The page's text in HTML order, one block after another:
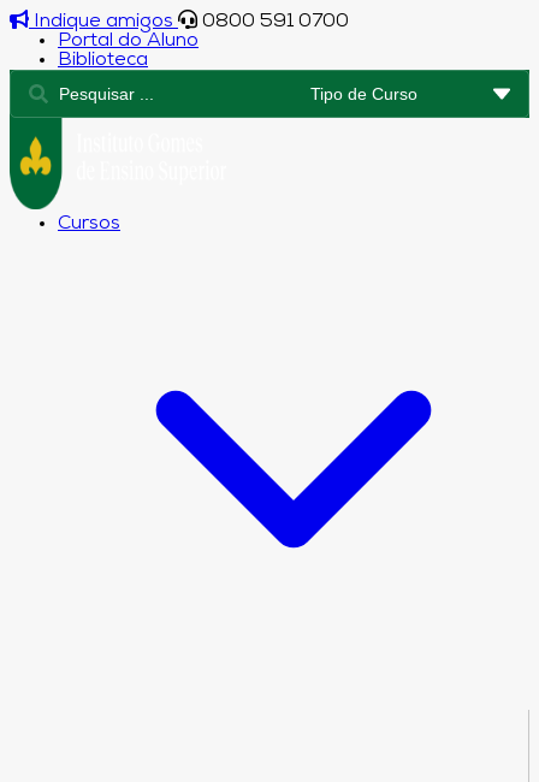
Indique amigos
0800 591 0700
Portal do Aluno
Biblioteca
Cursos